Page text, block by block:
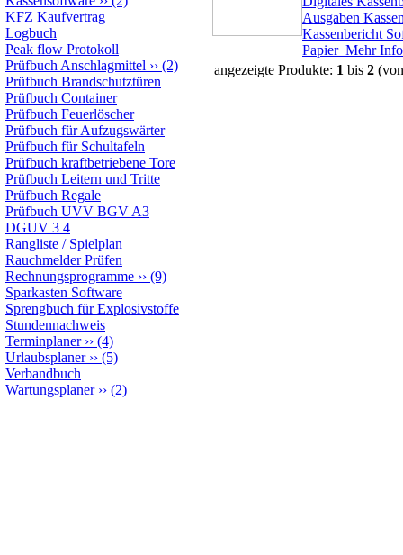
KFZ Kaufvertrag
Logbuch
Peak flow Protokoll
Prüfbuch Anschlagmittel ›› (2)
Prüfbuch Brandschutztüren
Prüfbuch Container
Prüfbuch Feuerlöscher
Prüfbuch für Aufzugswärter
Prüfbuch für Schultafeln
Prüfbuch kraftbetriebene Tore
Prüfbuch Leitern und Tritte
Prüfbuch Regale
Prüfbuch UVV BGV A3
DGUV 3 4
Rangliste / Spielplan
Rauchmelder Prüfen
Rechnungsprogramme ›› (9)
Sparkasten Software
Sprengbuch für Explosivstoffe
Stundennachweis
Terminplaner›› (4)
Urlaubsplaner›› (5)
Verbandbuch
Wartungsplaner›› (2)
Ausgaben
Kassenbericht
Papier Mehr
angezeigte Produkte: 1 bis 2